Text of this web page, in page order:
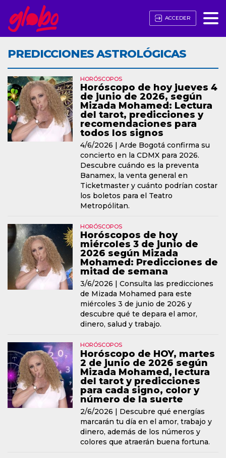
ACCEDER
PREDICCIONES ASTROLÓGICAS
HORÓSCOPOS
Horóscopo de hoy jueves 4
de junio de 2026, según
Mizada Mohamed: Lectura
del tarot, predicciones y
recomendaciones para
todos los signos
4/6/2026 |Arde Bogotá confirma su
concierto en la CDMX para 2026.
Descubre cuándo es la preventa
Banamex, la venta general en
Ticketmaster y cuánto podrían costar
los boletos para el Teatro
Metropólitan.
HORÓSCOPOS
Horóscopos de hoy
miércoles 3 de junio de
2026 según Mizada
Mohamed: Predicciones de
mitad de semana
3/6/2026 |Consulta las predicciones
de Mizada Mohamed para este
miércoles 3 de junio de 2026 y
descubre qué te depara el amor,
dinero, salud y trabajo.
HORÓSCOPOS
Horóscopo de HOY, martes
2 de junio de 2026 según
Mizada Mohamed, lectura
del tarot y predicciones
para cada signo, color y
número de la suerte
2/6/2026 | Descubre qué energías
marcarán tu día en el amor, trabajo y
dinero, además de los números y
colores que atraerán buena fortuna.